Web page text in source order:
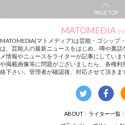
PAGE TOP
MATOMEDIA [
MATOMEDIA(マトメディア)は芸能・ゴシップ
は、芸能人の最新ニュースをはじめ、噂や裏
メ情報やニュースをライターが記事にしてい
や掲載画像等に問題がございましたら、各権
絡下さい。管理者が確認後、対応させて頂きま
ABOUT ライター一覧